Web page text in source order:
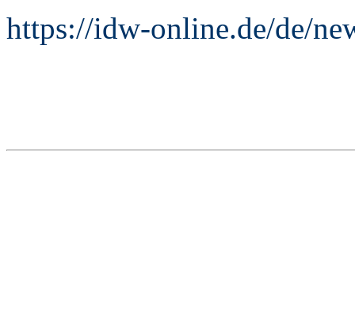
https://idw-online.de/de/